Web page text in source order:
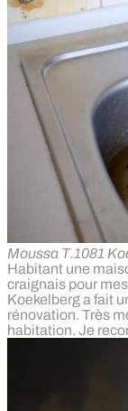
Moussa T.1081
Habitant une
craignais pour
Koekelberg a fait
rénovation. Très
habitation. Je